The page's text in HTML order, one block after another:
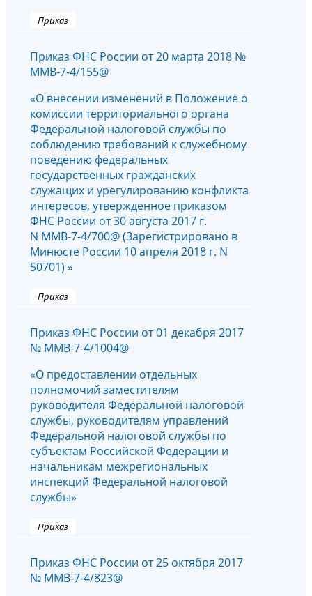
Приказ
Приказ ФНС России от 20 марта 2018 №
ММВ-7-4/155@
«О внесении изменений в Положение о
комиссии территориального органа
Федеральной налоговой службы по
соблюдению требований к служебному
поведению федеральных
государственных гражданских
служащих и урегулированию конфликта
интересов, утвержденное приказом
ФНС России от 30 августа 2017 г.
N ММВ-7-4/700@ (Зарегистрировано в
Минюсте России 10 апреля 2018 г. N
50701) »
Приказ
Приказ ФНС России от 01 декабря 2017
№ ММВ-7-4/1004@
«О предоставлении отдельных
полномочий заместителям
руководителя Федеральной налоговой
службы, руководителям управлений
Федеральной налоговой службы по
субъектам Российской Федерации и
начальникам межрегиональных
инспекций Федеральной налоговой
службы»
Приказ
Приказ ФНС России от 25 октября 2017
№ ММВ-7-4/823@